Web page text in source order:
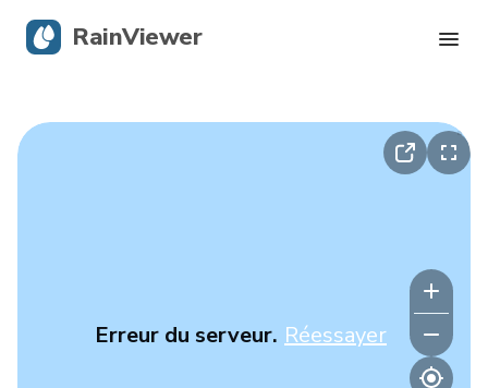
Erreur du serveur. Réessayer
RainViewer